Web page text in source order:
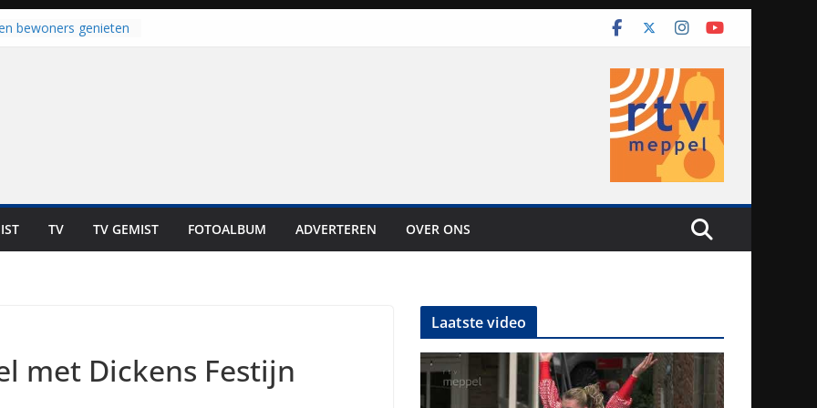
bewoners genieten
“Ze moeten het
Staphorst
en Balkbrug
TV TV GEMIST FOTOALBUM ADVERTEREN OVER ONS
met Dickens Festijn
Laatste video